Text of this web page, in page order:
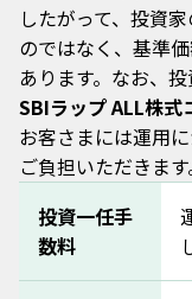
したがって、投資
のではなく、基準
あります。なお、
SBIラップ ALL株式
お客さまには運用
ご負担いただきます
投資一任手
数料